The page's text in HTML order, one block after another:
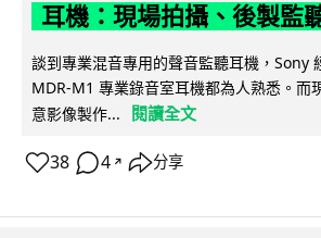
耳機：現場拍攝、後製監
談到專業混音專用的聲音監聽耳機，Sony
MDR-M1 專業錄音室耳機都為人熟悉。而
意影像製作...
閱讀全文
38 4 ↗ 分享